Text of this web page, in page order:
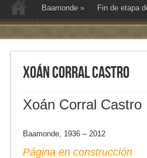
Baamonde » Fin de etapa
Xoán Corral Castro
Xoán Corral Castro
Baamonde, 1936 – 2012
Página en construcción